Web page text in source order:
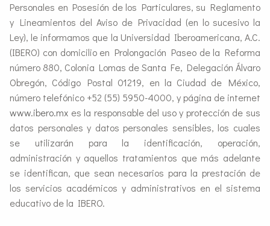
Personales en Posesión de los Particulares, su Reglamento
y Lineamientos del Aviso de Privacidad (en lo sucesivo la
Ley), le informamos que la Universidad Iberoamericana, A.C.
(IBERO) con domicilio en Prolongación Paseo de la Reforma
número 880, Colonia Lomas de Santa Fe, Delegación Álvaro
Obregón, Código Postal 01219, en la Ciudad de México,
número telefónico +52 (55) 5950-4000, y página de internet
www.ibero.mx es la responsable del uso y protección de sus
datos personales y datos personales sensibles, los cuales
se utilizarán para la identificación, operación,
administración y aquellos tratamientos que más adelante
se identifican, que sean necesarios para la prestación de
los servicios académicos y administrativos en el sistema
educativo de la IBERO.